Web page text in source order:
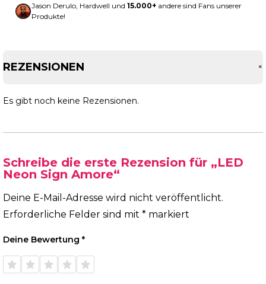
Jason Derulo, Hardwell und 15.000+ andere sind Fans unserer
Produkte!
REZENSIONEN +
Es gibt noch keine Rezensionen.
Schreibe die erste Rezension für „LED
Neon Sign Amore“
Deine E-Mail-Adresse wird nicht veröffentlicht.
Erforderliche Felder sind mit * markiert
Deine Bewertung *
1 von
5 Sternen
2 von
5 Sternen
3 von
5 Sternen
4 von
5 Sternen
5 von
5 Sternen